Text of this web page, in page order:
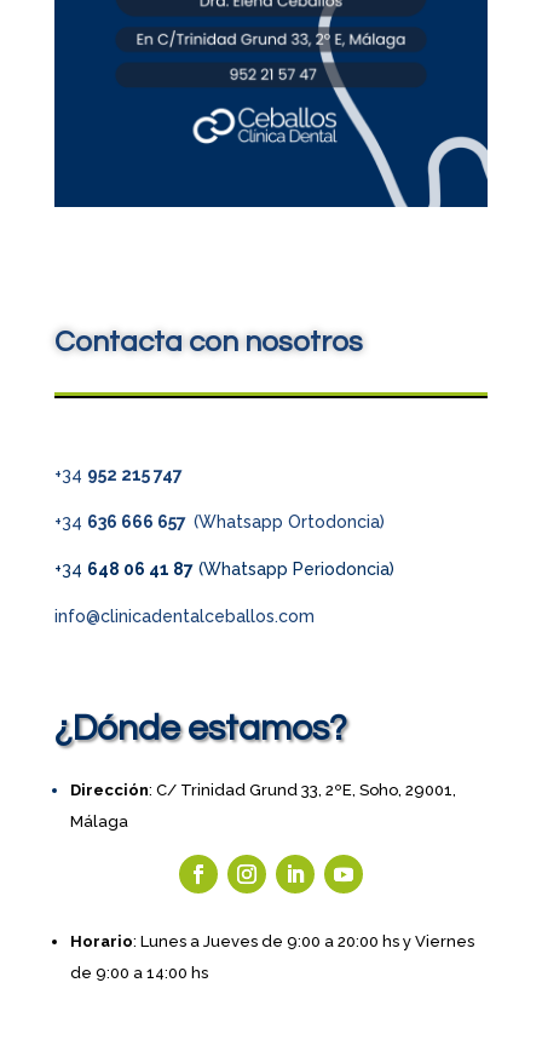
Contacta con nosotros
+34 952 215 747
+34 636 666 657 (Whatsapp Ortodoncia)
+34 648 06 41 87(Whatsapp Periodoncia)
info@clinicadentalceballos.com
¿Dónde estamos?
Dirección: C/ Trinidad Grund 33, 2ºE, Soho, 29001,
Málaga
Horario: Lunes a Jueves de 9:00 a 20:00 hs y Viernes
de 9:00 a 14:00 hs